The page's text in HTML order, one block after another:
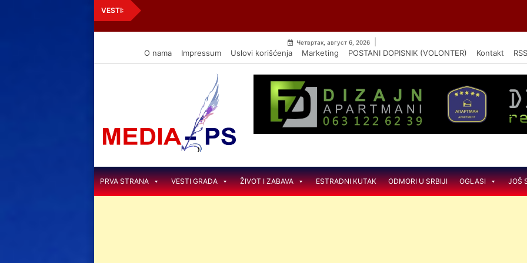
VESTI:
Четвртак, август 6, 2026
O nama
Impressum Uslovi korišćenja Marketing POSTANI DOPISNIK (VOLONTER) Kontakt RSS
MEDIA PS
(Pero Srbije)
PRVA STRANA VESTI GRADA ŽIVOT I ZABAVA ESTRADNI KUTAK ODMORI U SRBIJI OGLASI JOŠ